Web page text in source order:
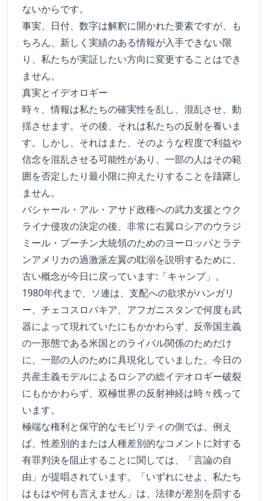
ないからです。
事実、日付、数字は解釈に開かれた要素ですが、も
ちろん、新しく実績のある情報が入手できない限
り、私たちが実証したい方向に変更することはでき
ません。
真実とイデオロギー
時々、情報は私たちの確実性を乱し、混乱させ、動
揺させます。その後、それは私たちの反射を養いま
す。しかし、それはまた、そのような程度で利益や
信念を混乱させる可能性があり、一部の人はその範
囲を否定したり最小限に抑えたりすることを躊躇し
ません。
バシャール・アル・アサド政権への武力支援とウク
ライナ侵攻の決定の後、非常に右翼ロシアのウラジ
ミール・プーチン大統領のためのヨーロッパとラテ
ンアメリカの過激派左翼の耽溺を説明するために、
古い概念が今日に戻っています:「キャンプ」。
1980年代まで、ソ連は、支配への欲求がハンガリ
ー、チェコスロバキア、アフガニスタンで何度も武
器によって現れていたにもかかわらず、反帝国主義
の一形態である米国とのライバル関係のためだけ
に、一部の人のために具現化していました。今日の
共産主義モデルによるロシアの総イデオロギー破裂
にもかかわらず、双極世界の反射神経は時々残って
います。
極端な権利と保守的なモビリティの側では、例え
ば、性差別的または人種差別的なコメントに対する
有罪判決を阻止することに関しては、「言論の自
由」が提唱されています。「いずれにせよ、私たち
はもはや何も言えません」は、法律が差別を罰する